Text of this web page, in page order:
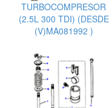
TURBOCOMPRESOR
(2.5L 300 TDI) (DESDE
(V)MA081992 )